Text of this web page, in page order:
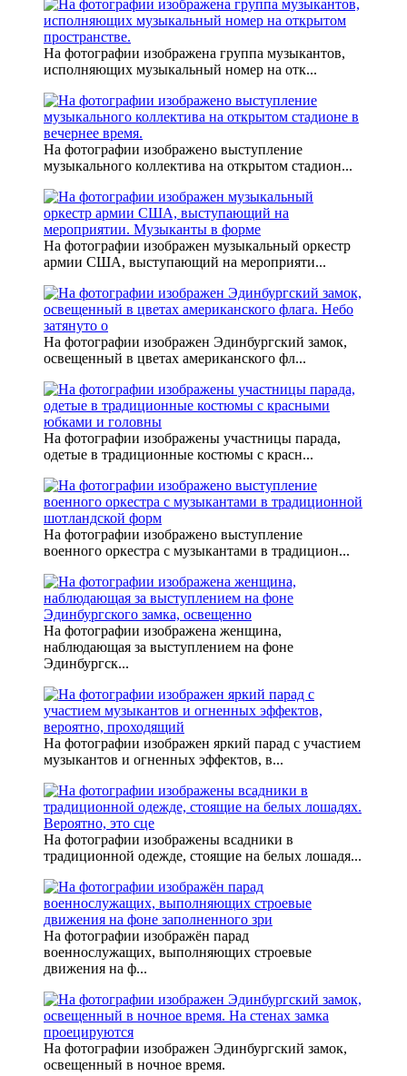
На фотографии изображена группа музыкантов,
исполняющих музыкальный номер на отк...
На фотографии изображено выступление
музыкального коллектива на открытом стадион...
На фотографии изображен музыкальный оркестр
армии США, выступающий на мероприяти...
На фотографии изображен Эдинбургский замок,
освещенный в цветах американского фл...
На фотографии изображены участницы парада,
одетые в традиционные костюмы с красн...
На фотографии изображено выступление
военного оркестра с музыкантами в традицион...
На фотографии изображена женщина,
наблюдающая за выступлением на фоне
Эдинбургск...
На фотографии изображен яркий парад с участием
музыкантов и огненных эффектов, в...
На фотографии изображены всадники в
традиционной одежде, стоящие на белых лошадя...
На фотографии изображён парад
военнослужащих, выполняющих строевые
движения на ф...
На фотографии изображен Эдинбургский замок,
освещенный в ночное время.